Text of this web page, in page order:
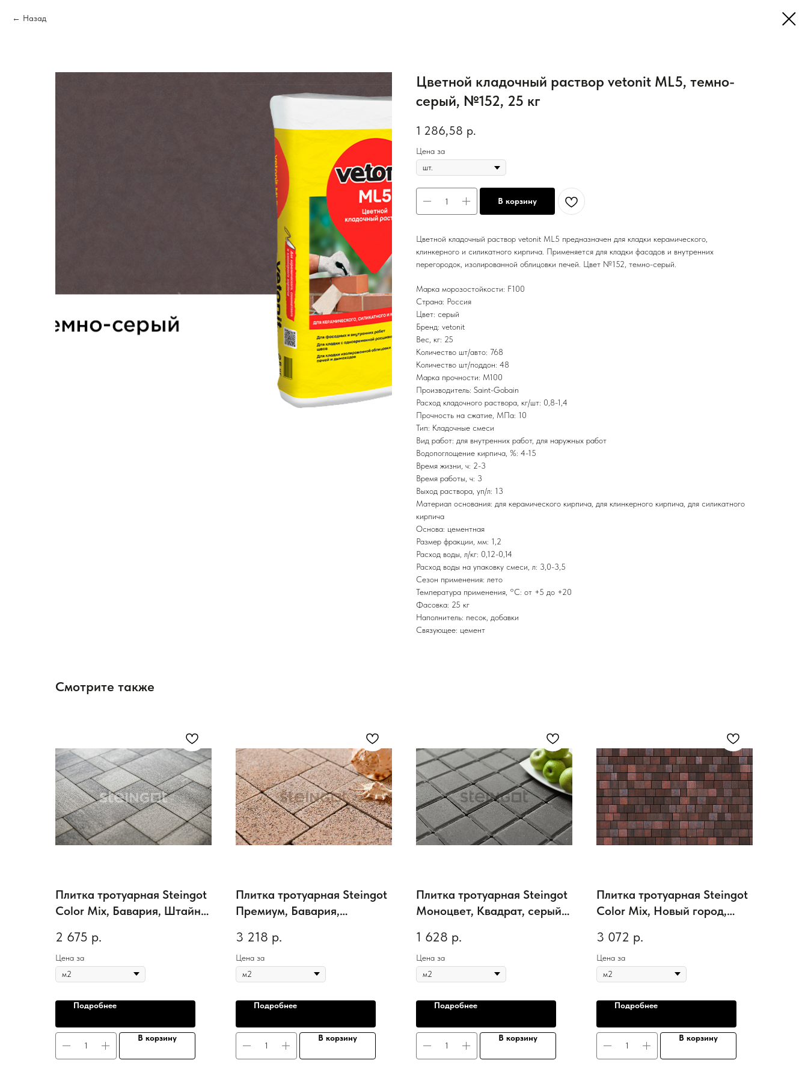
Назад
Цветной кладочный раствор vetonit ML5, темно-
серый, №152, 25 кг
1 286,58 р.
Цена за
В корзину
Цветной кладочный раствор vetonit ML5 предназначен для кладки керамического,
клинкерного и силикатного кирпича. Применяется для кладки фасадов и внутренних
перегородок, изолированной облицовки печей. Цвет №152, темно-серый.
Марка морозостойкости: F100
Страна: Россия
Цвет: серый
Бренд: vetonit
Вес, кг: 25
Количество шт/авто: 768
Количество шт/поддон: 48
Марка прочности: М100
Производитель: Saint-Gobain
Расход кладочного раствора, кг/шт: 0,8-1,4
Прочность на сжатие, МПа: 10
Тип: Кладочные смеси
Вид работ: для внутренних работ, для наружных работ
Водопоглощение кирпича, %: 4-15
Время жизни, ч: 2-3
Время работы, ч: 3
Выход раствора, уп/л: 13
Материал основания: для керамического кирпича, для клинкерного кирпича, для силикатного
кирпича
Основа: цементная
Размер фракции, мм: 1,2
Расход воды, л/кг: 0,12-0,14
Расход воды на упаковку смеси, л: 3,0-3,5
Сезон применения: лето
Температура применения, °С: от +5 до +20
Фасовка: 25 кг
Наполнитель: песок, добавки
Связующее: цемент
Смотрите также
Плитка тротуарная Steingot
Color Mix, Бавария, Штайн
2 675 р.
Цена за
Подробнее
В корзину
Плитка тротуарная Steingot
Премиум, Бавария,
Caramello, толщина 60 мм
3 218 р.
Цена за
Подробнее
В корзину
Плитка тротуарная Steingot
Моноцвет, Квадрат, серый,
1 628 р.
Цена за
Подробнее
В корзину
Плитка тротуарная Steingot
Color Mix, Новый город,
3 072 р.
Цена за
Подробнее
В корзину